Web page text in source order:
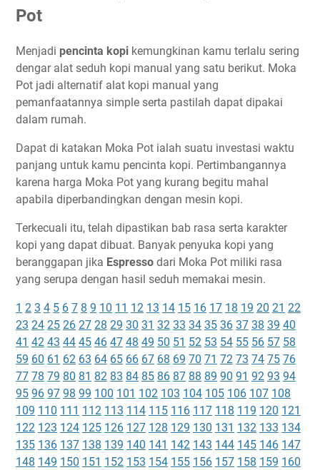
Pot
Menjadi pencinta kopi kemungkinan kamu terlalu sering
dengar alat seduh kopi manual yang satu berikut. Moka
Pot jadi alternatif alat kopi manual yang
pemanfaatannya simple serta pastilah dapat dipakai
dalam rumah.
Dapat di katakan Moka Pot ialah suatu investasi waktu
panjang untuk kamu pencinta kopi. Pertimbangannya
karena harga Moka Pot yang kurang begitu mahal
apabila diperbandingkan dengan mesin kopi.
Terkecuali itu, telah dipastikan bab rasa serta karakter
kopi yang dapat dibuat. Banyak penyuka kopi yang
beranggapan jika Espresso dari Moka Pot miliki rasa
yang serupa dengan hasil seduh memakai mesin.
1 2 3 4 5 6 7 8 9 10 11 12 13 14 15 16 17 18 19 20 21 22
23 24 25 26 27 28 29 30 31 32 33 34 35 36 37 38 39 40
41 42 43 44 45 46 47 48 49 50 51 52 53 54 55 56 57 58
59 60 61 62 63 64 65 66 67 68 69 70 71 72 73 74 75 76
77 78 79 80 81 82 83 84 85 86 87 88 89 90 91 92 93 94
95 96 97 98 99 100 101 102 103 104 105 106 107 108
109 110 111 112 113 114 115 116 117 118 119 120 121
122 123 124 125 126 127 128 129 130 131 132 133 134
135 136 137 138 139 140 141 142 143 144 145 146 147
148 149 150 151 152 153 154 155 156 157 158 159 160